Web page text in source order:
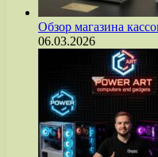
Обзор магазина
06.03.2026